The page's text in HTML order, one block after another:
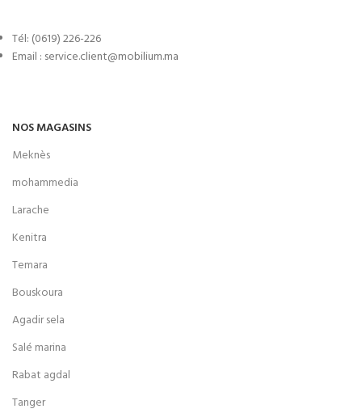
Tél: (0619) 226-226
Email : service.client@mobilium.ma
NOS MAGASINS
Meknès
mohammedia
Larache
Kenitra
Temara
Bouskoura
Agadir sela
Salé marina
Rabat agdal
Tanger